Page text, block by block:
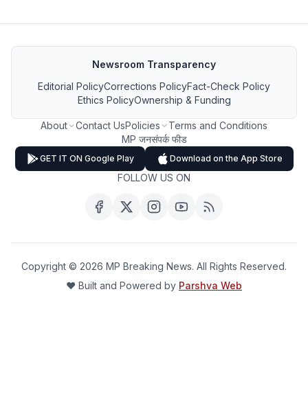
Newsroom Transparency
Editorial PolicyCorrections PolicyFact-Check Policy
Ethics PolicyOwnership & Funding
About Contact UsPolicies
Terms and Conditions
MP जनसंपर्क फीड
GET IT ON Google Play Download on the App Store
FOLLOW US ON
Copyright © 2026 MP Breaking News. All Rights Reserved.
❤️ Built and Powered by Parshva Web